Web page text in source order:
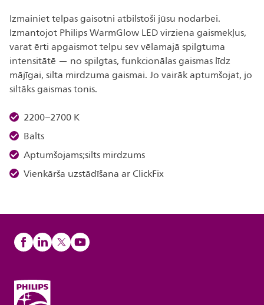
Izmainiet telpas gaisotni atbilstoši jūsu nodarbei.
Izmantojot Philips WarmGlow LED virziena gaismekļus,
varat ērti apgaismot telpu sev vēlamajā spilgtuma
intensitātē — no spilgtas, funkcionālas gaismas līdz
mājīgai, silta mirdzuma gaismai. Jo vairāk aptumšojat, jo
siltāks gaismas tonis.
2200–2700 K
Balts
Aptumšojams;silts mirdzums
Vienkārša uzstādīšana ar ClickFix